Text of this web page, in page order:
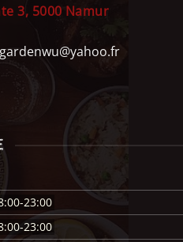
3, 5000 Namur
23:00
23:00